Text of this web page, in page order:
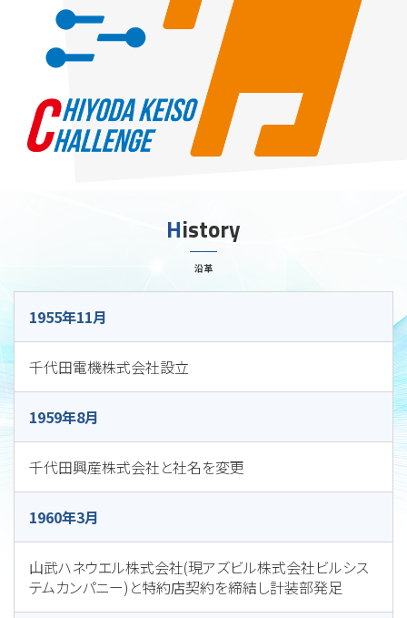
History
沿革
1955年11月
千代田電機株式会社設立
1959年8月
千代田興産株式会社と社名を変更
1960年3月
山武ハネウエル株式会社(現アズビル株式会社ビルシス
テムカンパニー)と特約店契約を締結し計装部発足